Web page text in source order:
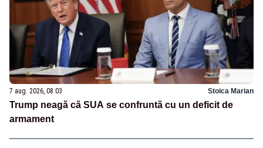
7 aug. 2026, 08:03 Stoica Marian
Trump neagă că SUA se confruntă cu un deficit de
armament